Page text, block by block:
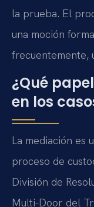
la prueba. El
una moción
frecuentemente,
¿Qué
en los
La mediación es
proceso de
División de
Multi-Door del